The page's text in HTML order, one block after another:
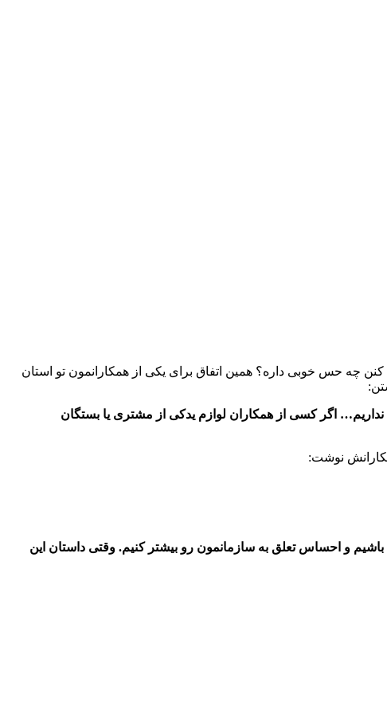
چه حس خوبی داره؟ همین اتفاق برای یکی از همکارانمون تو استان
اگر کسی از همکاران لوازم یدکی از مشتری یا بستگان
نوشت:
و احساس تعلق به سازمانمون رو بیشتر کنیم. وقتی داستان این